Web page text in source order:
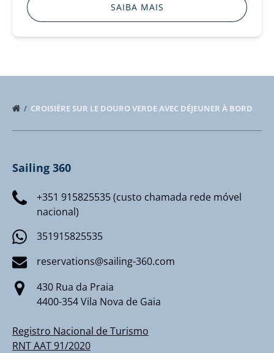
SAIBA MAIS
CROISIÈRE SUR LE DOURO VERDE AVEC DÉJEUNER À BORD
Sailing 360
+351 915825535 (custo chamada rede móvel
nacional)
351915825535
reservations@sailing-360.com
430 Rua da Praia
4400-354 Vila Nova de Gaia
Registro Nacional de Turismo
RNT AAT 91/2020